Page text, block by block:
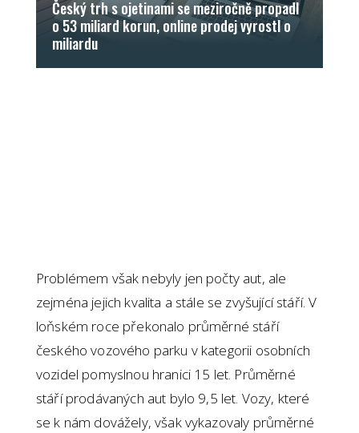
Český trh s ojetinami se meziročně propadl
o 53 miliard korun, online prodej vyrostl o
miliardu
Problémem však nebyly jen počty aut, ale
zejména jejich kvalita a stále se zvyšující stáří. V
loňském roce překonalo průměrné stáří
českého vozového parku v kategorii osobních
vozidel pomyslnou hranici 15 let. Průměrné
stáří prodávaných aut bylo 9,5 let. Vozy, které
se k nám dovážely, však vykazovaly průměrné